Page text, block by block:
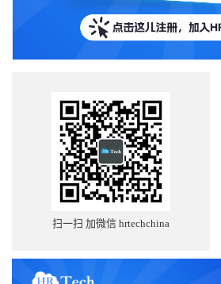
扫一扫 加微信 hrtechchina